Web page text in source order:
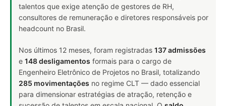
talentos que exige atenção de gestores de RH,
consultores de remuneração e diretores responsáveis por
headcount no Brasil.
Nos últimos 12 meses, foram registradas 137 admissões
e 148 desligamentos formais para o cargo de
Engenheiro Eletrônico de Projetos no Brasil, totalizando
285 movimentações no regime CLT — dado essencial
para dimensionar estratégias de atração, retenção e